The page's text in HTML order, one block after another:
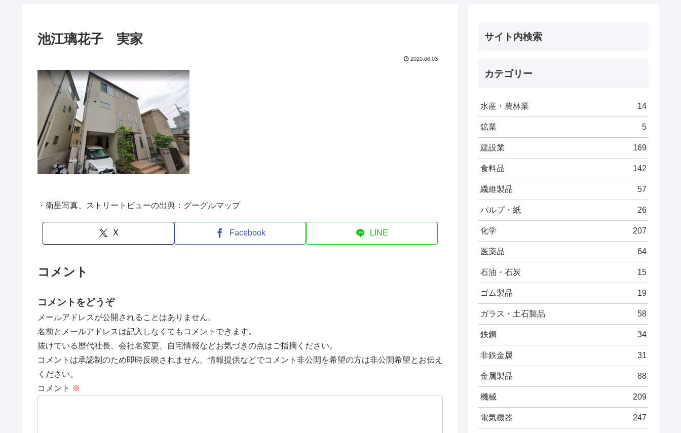
池江璃花子 実家
2020.06.03
・衛星写真、ストリートビューの出典：グーグルマップ
X Facebook LINE
コメント
コメントをどうぞ
メールアドレスが公開されることはありません。
名前とメールアドレスは記入しなくてもコメントできます。
抜けている歴代社長、会社名変更、自宅情報などお気づきの点はご指摘ください。
コメントは承認制のため即時反映されません。情報提供などでコメント非公開を希望の方は非公開希望とお伝え
ください。
コメント ※
サイト内検索
カテゴリー
水産・農林業 14
鉱業 5
建設業 169
食料品 142
繊維製品 57
パルプ・紙 26
化学 207
医薬品 64
石油・石炭 15
ゴム製品 19
ガラス・土石製品 58
鉄鋼 34
非鉄金属 31
金属製品 88
機械 209
電気機器 247